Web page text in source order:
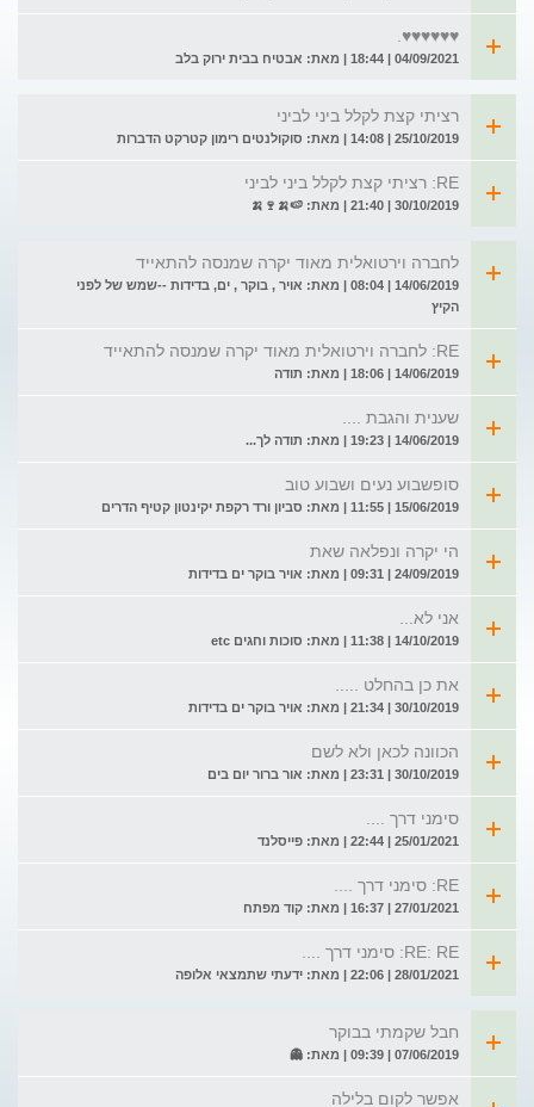
♥️♥️♥️♥️♥️♥️.
04/09/2021 | 18:44 | מאת: אבטיח בבית ירוק בלב
רציתי קצת לקלל ביני לביני
25/10/2019 | 14:08 | מאת: סוקולנטים רימון קטרקט הדברות
RE: רציתי קצת לקלל ביני לביני
30/10/2019 | 21:40 | מאת: 🍉🍌🍷🍌
לחברה וירטואלית מאוד יקרה שמנסה להתאייד
14/06/2019 | 08:04 | מאת: אויר , בוקר , ים, בדידות --שמש של לפני
הקיץ
RE: לחברה וירטואלית מאוד יקרה שמנסה להתאייד
14/06/2019 | 18:06 | מאת: תודה
שענית והגבת ....
14/06/2019 | 19:23 | מאת: תודה לך...
סופשבוע נעים ושבוע טוב
15/06/2019 | 11:55 | מאת: סביון ורד רקפת יקינטון קטיף הדרים
הי יקרה ונפלאה שאת
24/09/2019 | 09:31 | מאת: אויר בוקר ים בדידות
אני לא...
14/10/2019 | 11:38 | מאת: סוכות וחגים etc
את כן בהחלט .....
30/10/2019 | 21:34 | מאת: אויר בוקר ים בדידות
הכוונה לכאן ולא לשם
30/10/2019 | 23:31 | מאת: אור ברור יום בים
סימני דרך ....
25/01/2021 | 22:44 | מאת: פייסלנד
RE: סימני דרך ....
27/01/2021 | 16:37 | מאת: קוד מפתח
RE: RE: סימני דרך ....
28/01/2021 | 22:06 | מאת: ידעתי שתמצאי אלופה
חבל שקמתי בבוקר
07/06/2019 | 09:39 | מאת: 👻
אפשר לקום בלילה